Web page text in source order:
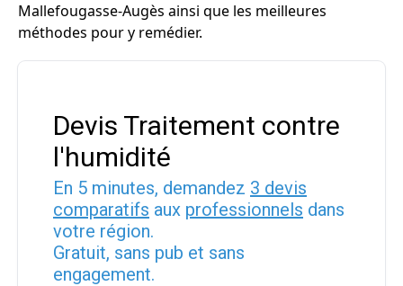
Mallefougasse-Augès ainsi que les meilleures
méthodes pour y remédier.
Devis Traitement contre
l'humidité
En 5 minutes, demandez 3 devis
comparatifs aux professionnels dans
votre région.
Gratuit, sans pub et sans
engagement.